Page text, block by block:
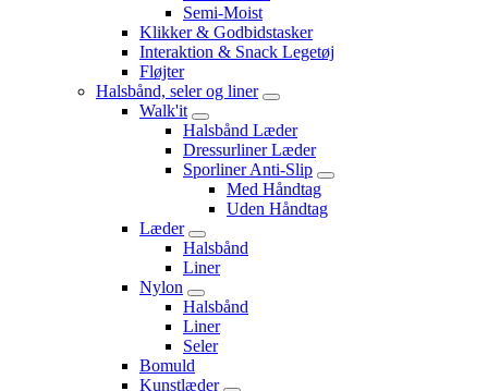
Semi-Moist
Klikker & Godbidstasker
Interaktion & Snack Legetøj
Fløjter
Halsbånd, seler og liner
Walk'it
Halsbånd Læder
Dressurliner Læder
Sporliner Anti-Slip
Med Håndtag
Uden Håndtag
Læder
Halsbånd
Liner
Nylon
Halsbånd
Liner
Seler
Bomuld
Kunstlæder